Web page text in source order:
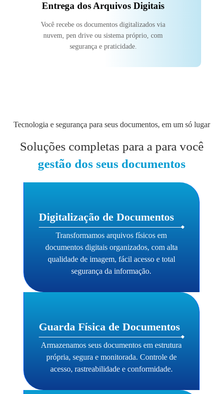
Entrega dos Arquivos Digitais
Você recebe os documentos digitalizados via
nuvem, pen drive ou sistema próprio, com
segurança e praticidade.
Tecnologia e segurança para seus documentos, em um só lugar
Soluções completas para a para você
gestão dos seus documentos
Digitalização de Documentos
Transformamos arquivos físicos em
documentos digitais organizados, com alta
qualidade de imagem, fácil acesso e total
segurança da informação.
Guarda Física de Documentos
Armazenamos seus documentos em estrutura
própria, segura e monitorada. Controle de
acesso, rastreabilidade e conformidade.